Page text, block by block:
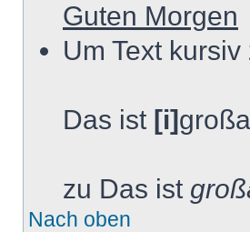
Guten Morgen
Um Text
Das ist [i]
zu Das ist
Nach oben